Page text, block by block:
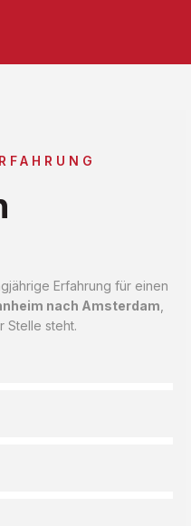
Erfahrung für einen
nach Amsterdam
Stelle steht.